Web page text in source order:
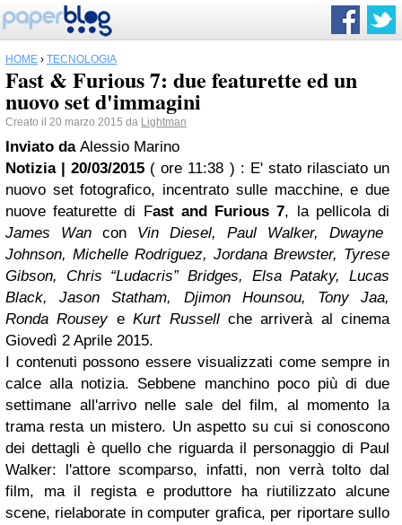
HOME › TECNOLOGIA
Fast & Furious 7: due featurette ed un
nuovo set d'immagini
Creato il 20 marzo 2015 da Lightman
Inviato da Alessio Marino
Notizia | 20/03/2015 ( ore 11:38 ) : E' stato rilasciato un
nuovo set fotografico, incentrato sulle macchine, e due
nuove featurette di Fast and Furious 7, la pellicola di
James Wan con Vin Diesel, Paul Walker, Dwayne
Johnson, Michelle Rodriguez, Jordana Brewster, Tyrese
Gibson, Chris “Ludacris” Bridges, Elsa Pataky, Lucas
Black, Jason Statham, Djimon Hounsou, Tony Jaa,
Ronda RouseyeKurt Russellche arriverà al cinema
Giovedì 2 Aprile 2015.
I contenuti possono essere visualizzati come sempre in
calce alla notizia. Sebbene manchino poco più di due
settimane all'arrivo nelle sale del film, al momento la
trama resta un mistero. Un aspetto su cui si conoscono
dei dettagli è quello che riguarda il personaggio di Paul
Walker: l'attore scomparso, infatti, non verrà tolto dal
film, ma il regista e produttore ha riutilizzato alcune
scene, rielaborate in computer grafica, per riportare sullo